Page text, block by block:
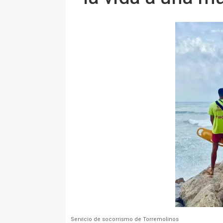
Servicio de socorrismo de Torremolinos